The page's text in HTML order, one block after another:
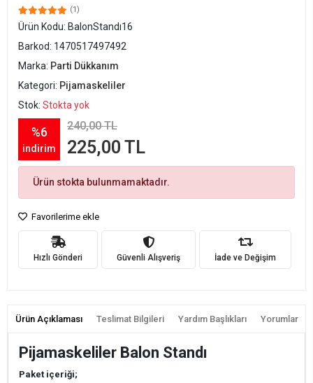
(1)
Ürün Kodu: BalonStandı16
Barkod: 1470517497492
Marka: Parti Dükkanım
Kategori: Pijamaskeliler
Stok: Stokta yok
%6
indirim
240,00 TL
225,00 TL
Ürün stokta bulunmamaktadır.
Favorilerime ekle
Hızlı Gönderi Güvenli Alışveriş İade ve Değişim
Ürün Açıklaması Teslimat Bilgileri Yardım Başlıkları Yorumlar
Pijamaskeliler Balon Standı
Paket içeriği;